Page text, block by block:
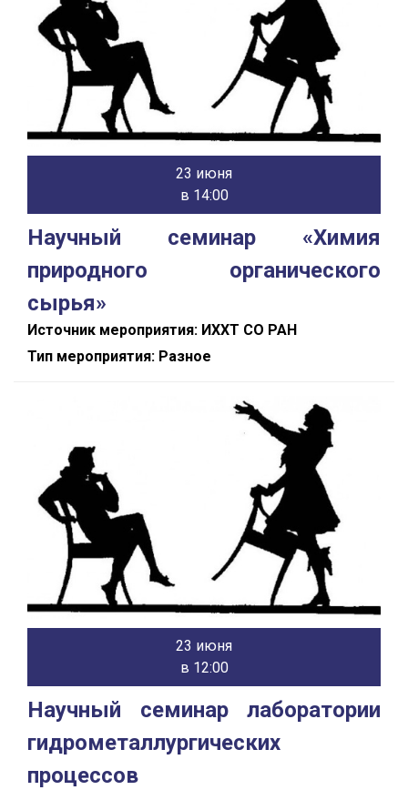
23 июня
в 14:00
Научный семинар «Химия
природного органического
сырья»
Источник мероприятия: ИХХТ СО РАН
Тип мероприятия: Разное
23 июня
в 12:00
Научный семинар лаборатории
гидрометаллургических
процессов